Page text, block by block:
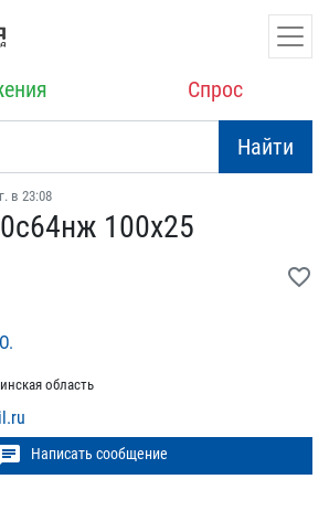
Спрос
Найти
в 23:08
100х25
favorite_border
область
Написать сообщение